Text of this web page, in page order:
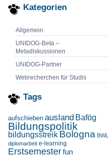
Kategorien
Allgemein
UNIDOG-Beta –
Metadiskussionen
UNIDOG-Partner
Webrecherchen für Studis
Tags
aufschieben ausland Bafög
Bildungspolitik
bildungsstreik Bologna BWL
diplomarbeit e-learning
Erstsemesterfun